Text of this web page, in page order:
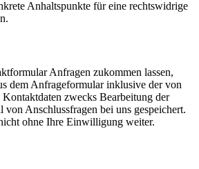
Anhaltspunkte für eine rechtswidrige
Anfragen zukommen lassen,
dem Anfrageformular inklusive der von
zwecks Bearbeitung der
Anschlussfragen bei uns gespeichert.
ohne Ihre Einwilligung weiter.